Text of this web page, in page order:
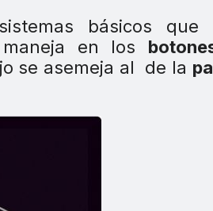
básicos que
en los
se asemeja al de la